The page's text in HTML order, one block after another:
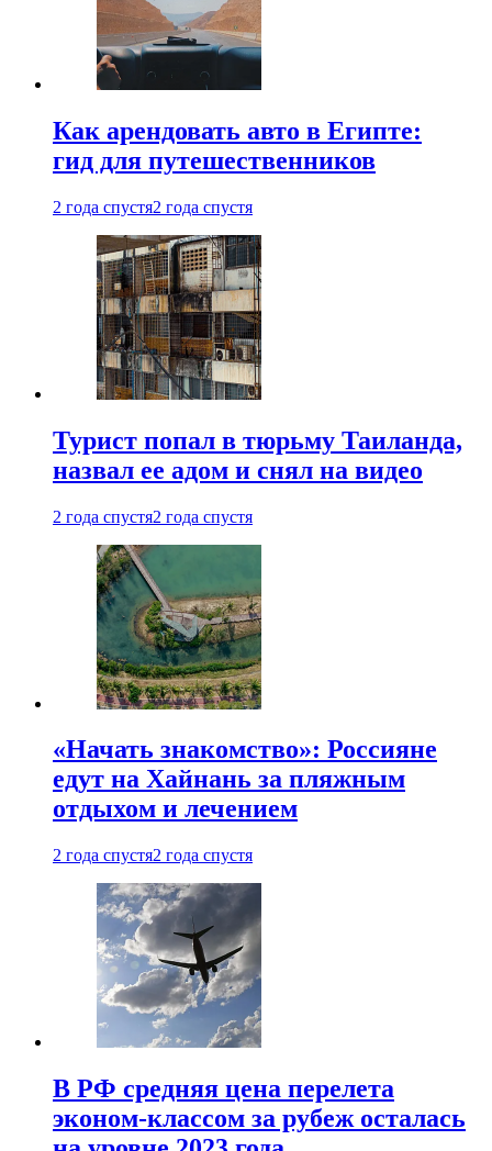
Как арендовать авто в Египте:
гид для путешественников
2 года спустя2 года спустя
Турист попал в тюрьму Таиланда,
назвал ее адом и снял на видео
2 года спустя2 года спустя
«Начать знакомство»: Россияне
едут на Хайнань за пляжным
отдыхом и лечением
2 года спустя2 года спустя
В РФ средняя цена перелета
эконом-классом за рубеж осталась